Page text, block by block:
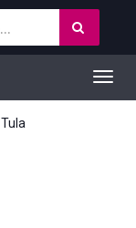
Tula